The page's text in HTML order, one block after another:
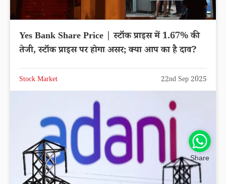
Yes Bank Share Price | स्टॉक प्राइस में 1.67% की
तेजी, स्टॉक प्राइस पर होगा असर; क्या आप का है दाव?
Stock Market 22nd Sep 2025
Share